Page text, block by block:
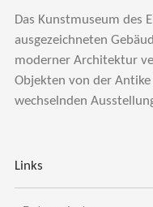
Das Kunstmuseum des
ausgezeichneten
moderner Architektur
Objekten von der
wechselnden
Links